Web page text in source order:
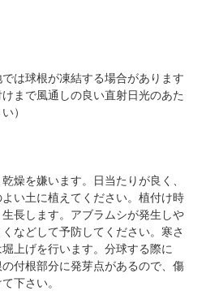
では球根が凍結する場合があります
まで風通しの良い直射日光のあた
）
燥を嫌います。日当たりが良く、
い土に植えてください。植付け時
長します。アブラムシが発生しや
などして予防してください。寒さ
上げを行います。分球する際に
付根部分に発芽点があるので、傷
下さい。